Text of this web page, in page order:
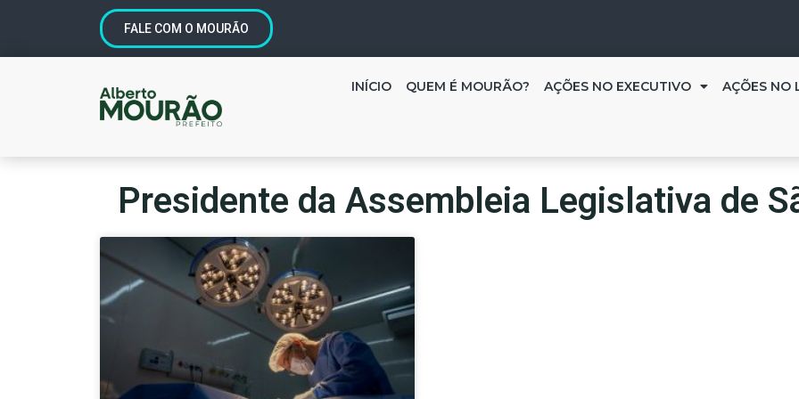
FALE COM O MOURÃO
INÍCIO QUEM É MOURÃO? AÇÕES NO EXECUTIVO AÇÕES NO
Presidente da Assembleia Legislativa de